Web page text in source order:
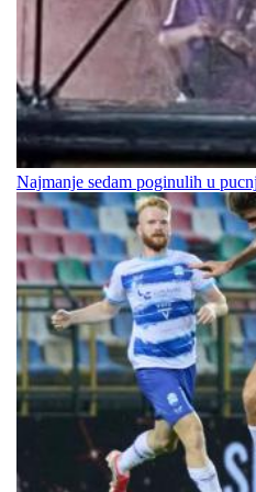
Najmanje sedam poginulih u